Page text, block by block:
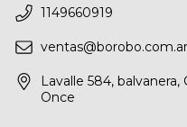
1149660919
ventas@borobo.com.ar
Lavalle 584, balvanera,
Once